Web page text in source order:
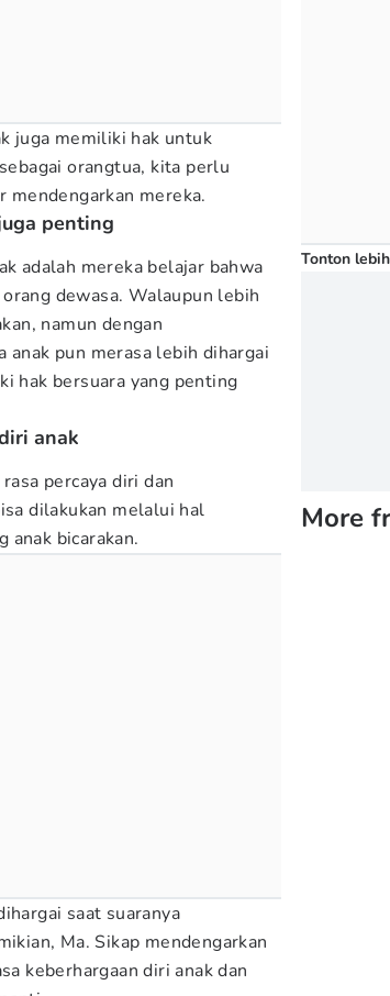
juga memiliki hak untuk
orangtua, kita perlu
mendengarkan mereka.
penting
adalah mereka belajar bahwa
dewasa. Walaupun lebih
namun dengan
anak pun merasa lebih dihargai
hak bersuara yang penting
anak
percaya diri dan
dilakukan melalui hal
anak bicarakan.
saat suaranya
Ma. Sikap mendengarkan
keberhargaan diri anak dan
Tonton
More